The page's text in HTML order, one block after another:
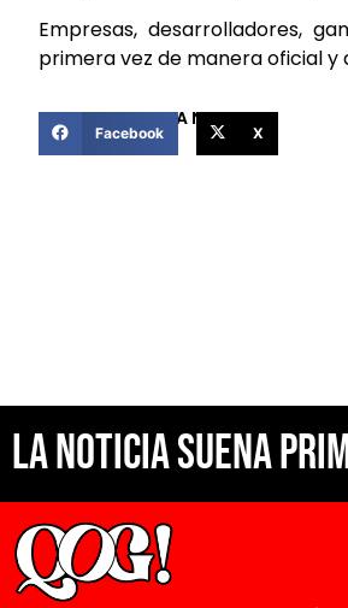
Empresas, desarrolladores,
primera vez de manera oficial
COMPARTIR ESTA NOTICIA
Facebook X
La noticia suena